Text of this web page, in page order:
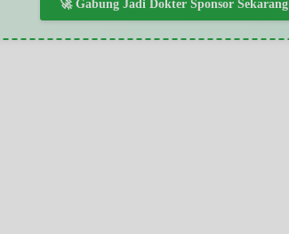
🚀 Gabung Jadi Dokter Sponsor Sekarang